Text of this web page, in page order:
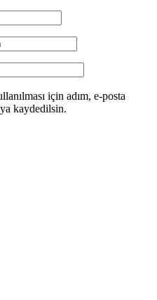
için adım, e-posta
kaydedilsin.